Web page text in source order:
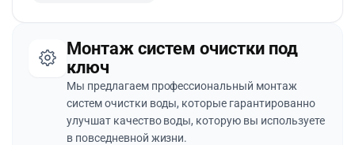
Монтаж систем очистки под
ключ
Мы предлагаем профессиональный монтаж
систем очистки воды, которые гарантированно
улучшат качество воды, которую вы используете
в повседневной жизни.